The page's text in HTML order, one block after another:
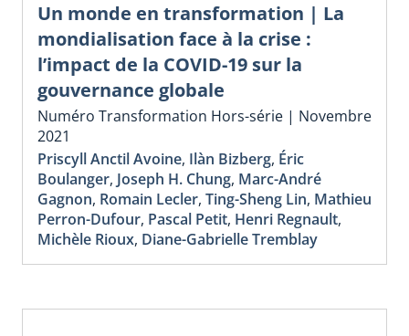
Un monde en transformation | La
mondialisation face à la crise :
l’impact de la COVID-19 sur la
gouvernance globale
Numéro Transformation Hors-série | Novembre
2021
Priscyll Anctil Avoine, Ilàn Bizberg, Éric
Boulanger, Joseph H. Chung, Marc-André
Gagnon, Romain Lecler, Ting-Sheng Lin, Mathieu
Perron-Dufour, Pascal Petit, Henri Regnault,
Michèle Rioux, Diane-Gabrielle Tremblay